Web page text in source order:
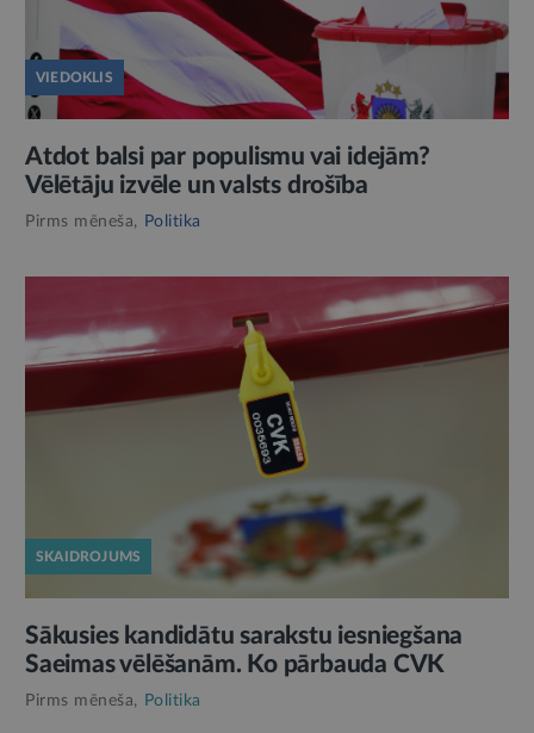
VIEDOKLIS
Atdot balsi par populismu vai idejām?
Vēlētāju izvēle un valsts drošība
Pirms mēneša, Politika
SKAIDROJUMS
Sākusies kandidātu sarakstu iesniegšana
Saeimas vēlēšanām. Ko pārbauda CVK
Pirms mēneša, Politika